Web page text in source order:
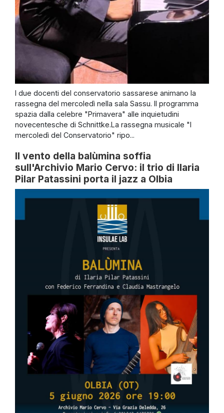
I due docenti del conservatorio sassarese animano la
rassegna del mercoledì nella sala Sassu. Il programma
spazia dalla celebre "Primavera" alle inquietudini
novecentesche di Schnittke.La rassegna musicale "I
mercoledì del Conservatorio" ripo...
Il vento della balùmina soffia
sull'Archivio Mario Cervo: il trio di Ilaria
Pilar Patassini porta il jazz a Olbia